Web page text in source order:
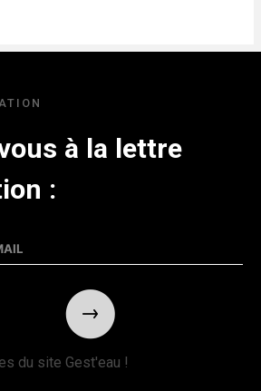
à la lettre
:
du site Gest'eau !